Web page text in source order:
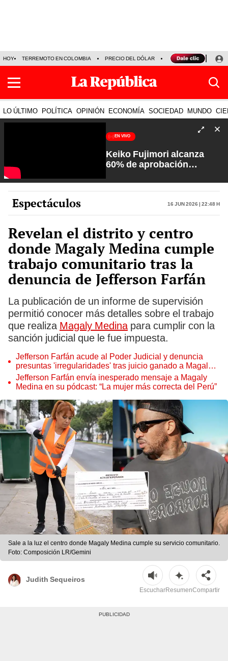
HOY TERREMOTO EN COLOMBIA PRECIO DEL DÓLAR KEIKO FUJIMORI
LO ÚLTIMO POLÍTICA OPINIÓN ECONOMÍA SOCIEDAD MUNDO
EN VIVO
Keiko Fujimori alcanza
60% de aprobación
Rosa María Palacios
Espectáculos 16 Jun 2026 | 22:48 h
Revelan el distrito y centro
donde Magaly Medina cumple
trabajo comunitario tras la
denuncia de Jefferson Farfán
La publicación de un informe de supervisión
permitió conocer más detalles sobre el trabajo
que realiza Magaly Medinapara cumplir con la
sanción judicial que le fue impuesta.
Jefferson Farfán acude al Poder Judicial y denuncia
presuntas 'irregularidades' tras juicio ganado a Magaly
Medina: "Se van a dar cuenta"
Jefferson Farfán envía inesperado mensaje a Magaly
Medina en su pódcast: “La mujer más correcta del Perú”
Sale a la luz el centro donde Magaly Medina cumple su servicio comunitario.
Foto: Composición LR/Gemini
Judith Sequeiros
EscucharResumenCompartir